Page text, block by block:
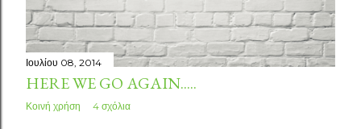
Ιουλίου 08, 2014
HERE WE GO AGAIN.....
Κοινή χρήση 4 σχόλια